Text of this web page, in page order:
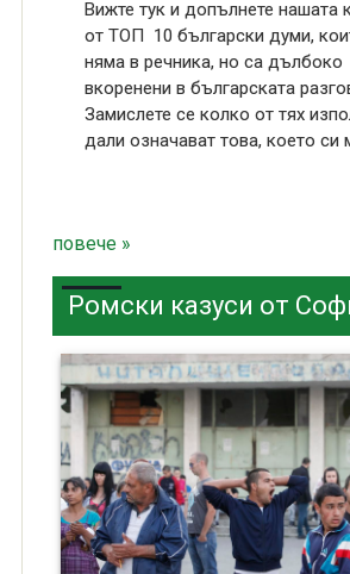
Вижте тук и допълнете нашата
от ТОП 10 български думи,
няма в речника, но са дълбоко
вкоренени в българската
Замислете се колко от тях
дали означават това, което си
повече »
Ромски казуси от София - кв. Бенковски